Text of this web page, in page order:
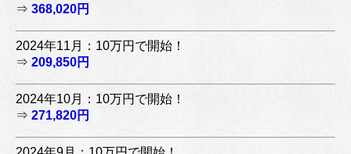
⇒ 368,020円
2024年11月：10万円で開始！
⇒ 209,850円
2024年10月：10万円で開始！
⇒ 271,820円